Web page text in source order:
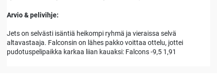
Arvio & pelivihje:
Jets on selvästi isäntiä heikompi ryhmä ja vieraissa selvä
altavastaaja. Falconsin on lähes pakko voittaa ottelu, jottei
pudotuspelipaikka karkaa liian kauaksi: Falcons -9,5 1,91